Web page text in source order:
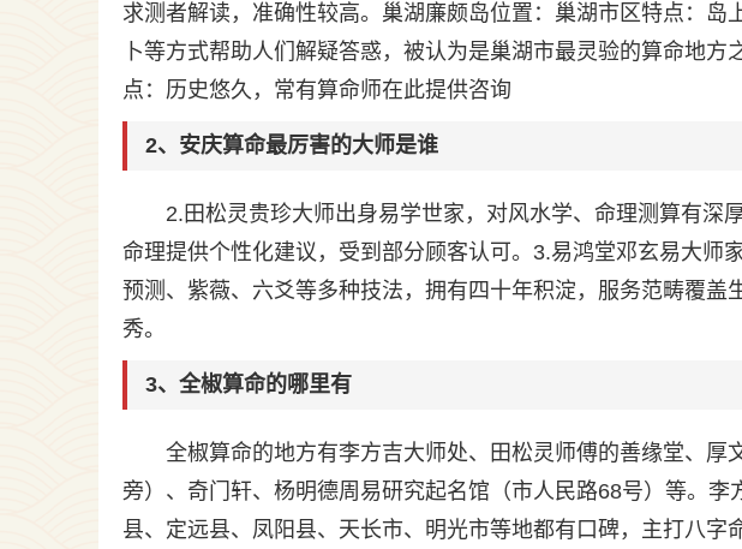
求测者解读，准确性较高。巢湖廉颇岛位置：巢湖市区特点：岛
卜等方式帮助人们解疑答惑，被认为是巢湖市最灵验的算命地
点：历史悠久，常有算命师在此提供咨询
2、安庆算命最厉害的大师是谁
2.田松灵贵珍大师出身易学世家，对风水学、命理测算有深
命理提供个性化建议，受到部分顾客认可。3.易鸿堂邓玄易大师
预测、紫薇、六爻等多种技法，拥有四十年积淀，服务范畴覆盖
秀。
3、全椒算命的哪里有
全椒算命的地方有李方吉大师处、田松灵师傅的善缘堂、厚
旁）、奇门轩、杨明德周易研究起名馆（市人民路68号）等。
县、定远县、凤阳县、天长市、明光市等地都有口碑，主打八字